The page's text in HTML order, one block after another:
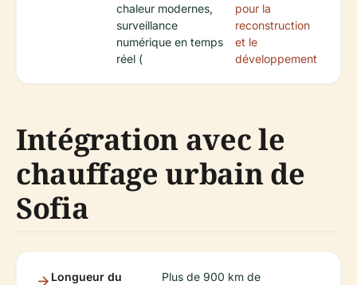
chaleur modernes,
surveillance
numérique en temps
réel (
pour la
reconstruction
et le
développement
Intégration avec le
chauffage urbain de
Sofia
Longueur du
Plus de 900 km de